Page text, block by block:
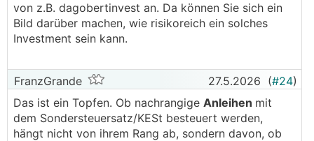
von z.B. dagobertinvest an. Da können Sie sich ein
Bild darüber machen, wie risikoreich ein solches
Investment sein kann.
FranzGrande 27.5.2026 (#24)
Das ist ein Topfen. Ob nachrangige Anleihen mit
dem Sondersteuersatz/KESt besteuert werden,
hängt nicht von ihrem Rang ab, sondern davon, ob